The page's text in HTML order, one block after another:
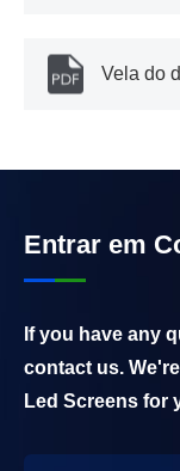
Vela do
Entrar em
If you have any
contact us.
Led Screens for